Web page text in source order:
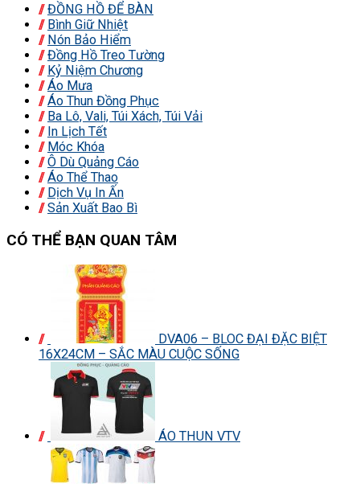
ĐỒNG HỒ ĐỂ BÀN
Bình Giữ Nhiệt
Nón Bảo Hiểm
Đồng Hồ Treo Tường
Kỷ Niệm Chương
Áo Mưa
Áo Thun Đồng Phục
Ba Lô, Vali, Túi Xách, Túi Vải
In Lịch Tết
Móc Khóa
Ô Dù Quảng Cáo
Áo Thể Thao
Dịch Vụ In Ấn
Sản Xuất Bao Bì
CÓ THỂ BẠN QUAN TÂM
DVA06 – BLOC ĐẠI ĐẶC BIỆT
16X24CM – SẮC MÀU CUỘC SỐNG
ÁO THUN VTV